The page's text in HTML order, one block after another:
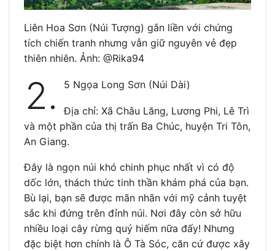
Liên Hoa Sơn (Núi Tượng) gắn liền với chứng
tích chiến tranh nhưng vẫn giữ nguyên vẻ đẹp
thiên nhiên. Ảnh: @Rika94
2. 5 Ngọa Long Sơn (Núi Dài)
Địa chỉ: Xã Châu Lăng, Lương Phi, Lê Trì
và một phần của thị trấn Ba Chúc, huyện Tri Tôn,
An Giang.
Đây là ngọn núi khó chinh phục nhất vì có độ
dốc lớn, thách thức tinh thần khám phá của bạn.
Bù lại, bạn sẽ được mãn nhãn với mỹ cảnh tuyệt
sắc khi đứng trên đỉnh núi. Nơi đây còn sở hữu
nhiều loại cây rừng quý hiếm nữa đấy! Nhưng
đặc biệt hơn chính là Ô Tà Sóc, căn cứ được xây